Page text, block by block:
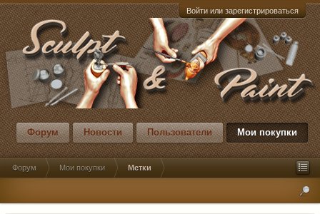
Войти или зарегистрироваться
Форум Новости Пользователи Мои покупки
Форум Мои покупки Метки